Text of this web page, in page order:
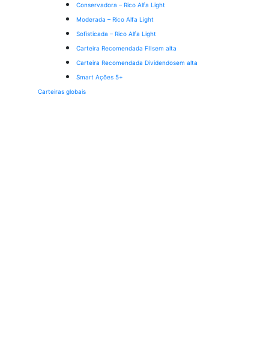
Conservadora – Rico Alfa Light
Moderada – Rico Alfa Light
Sofisticada – Rico Alfa Light
Carteira Recomendada FIIsem alta
Carteira Recomendada Dividendosem alta
Smart Ações 5+
Carteiras globais